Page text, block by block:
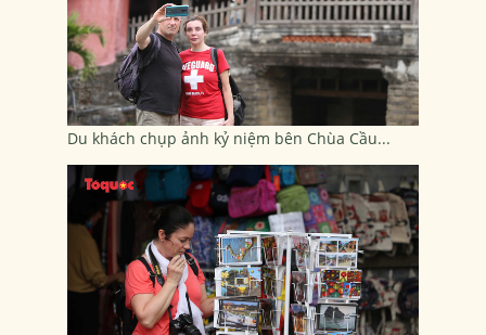
Du khách chụp ảnh kỷ niệm bên Chùa Cầu...